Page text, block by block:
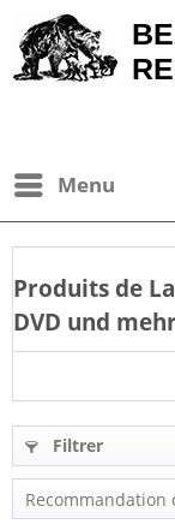
Menu
Produits de
DVD und
Filtrer